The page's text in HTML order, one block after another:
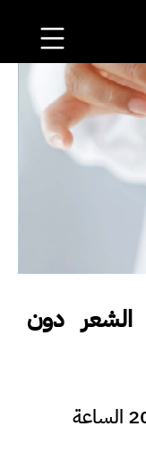
الشعر دون
مدار الساعة ـ نشر في 2025/10/02 الساعة